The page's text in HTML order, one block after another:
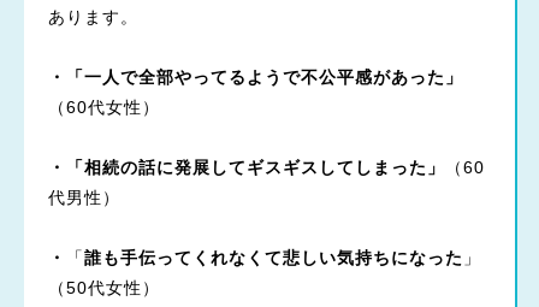
あります。
・「一人で全部やってるようで不公平感があった」
（60代女性）
・「相続の話に発展してギスギスしてしまった」
（60
代男性）
・ 「誰も手伝ってくれなくて悲しい気持ちになった 」
（50代女性）